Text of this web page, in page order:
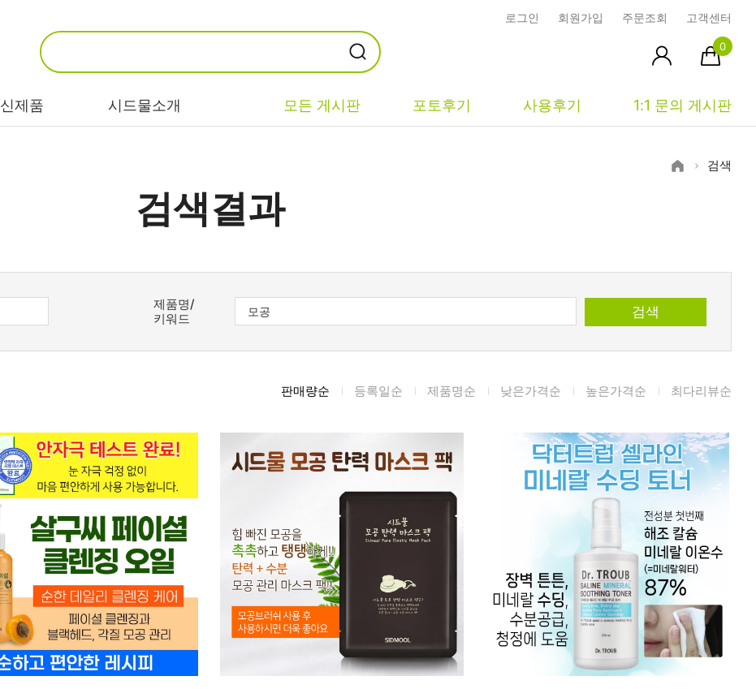
로그인 회원가입 주문조회 고객센터
0
신제품 시드물소개 모든 게시판 포토후기 사용후기 1:1 문의 게시판
스킨/토너/미스
크림
썬케어
오일
바디/헤어/핸드/
메이크업
립/아이
건강식품
트러블/시카
미백/화이트닝/
흔적
각질관리
장벽케어
무기자차
레이저관리
탈모케어
동물성프리
예비맘
미취학
EGF/FGF/IGF
히알루론산
병풀/센텔라
판테놀
레티놀
알로에
라하
징크
봉독/프로폴리스
호호바
지성
복합성
민감성
시드물통신
전 어떻게 써요?
공지사항
미생물&방사능
텍스트 사용후기
포토사용 후기
성분사전
시드물 매니아
최근본상품
위시리스트
검색
검색결과
제품명/
키워드
검색
판매량순 등록일순 제품명순 낮은가격순 높은가격순 최다리뷰순